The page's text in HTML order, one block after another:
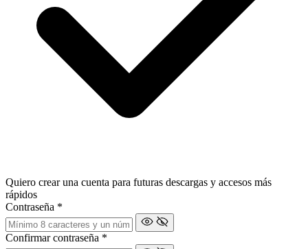
Quiero crear una cuenta para futuras descargas y accesos más
rápidos
Contraseña *
Confirmar contraseña *